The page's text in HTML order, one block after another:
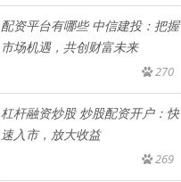
配资平台有哪些 中信建投：把握
市场机遇，共创财富未来
270
杠杆融资炒股 炒股配资开户：快
速入市，放大收益
269